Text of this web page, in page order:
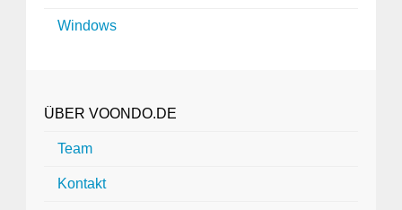
Windows
ÜBER VOONDO.DE
Team
Kontakt